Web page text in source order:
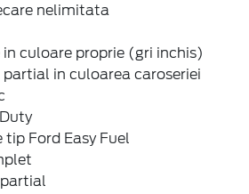
nelimitata
culoare proprie (gri inchis)
in culoarea caroseriei
Ford Easy Fuel